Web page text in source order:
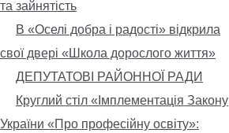
та зайнятість
В «Оселі добра і радості» відкрила
свої двері «Школа дорослого життя»
ДЕПУТАТОВІ РАЙОННОЇ РАДИ
Круглий стіл «Імплементація Закону
України «Про професійну освіту»: